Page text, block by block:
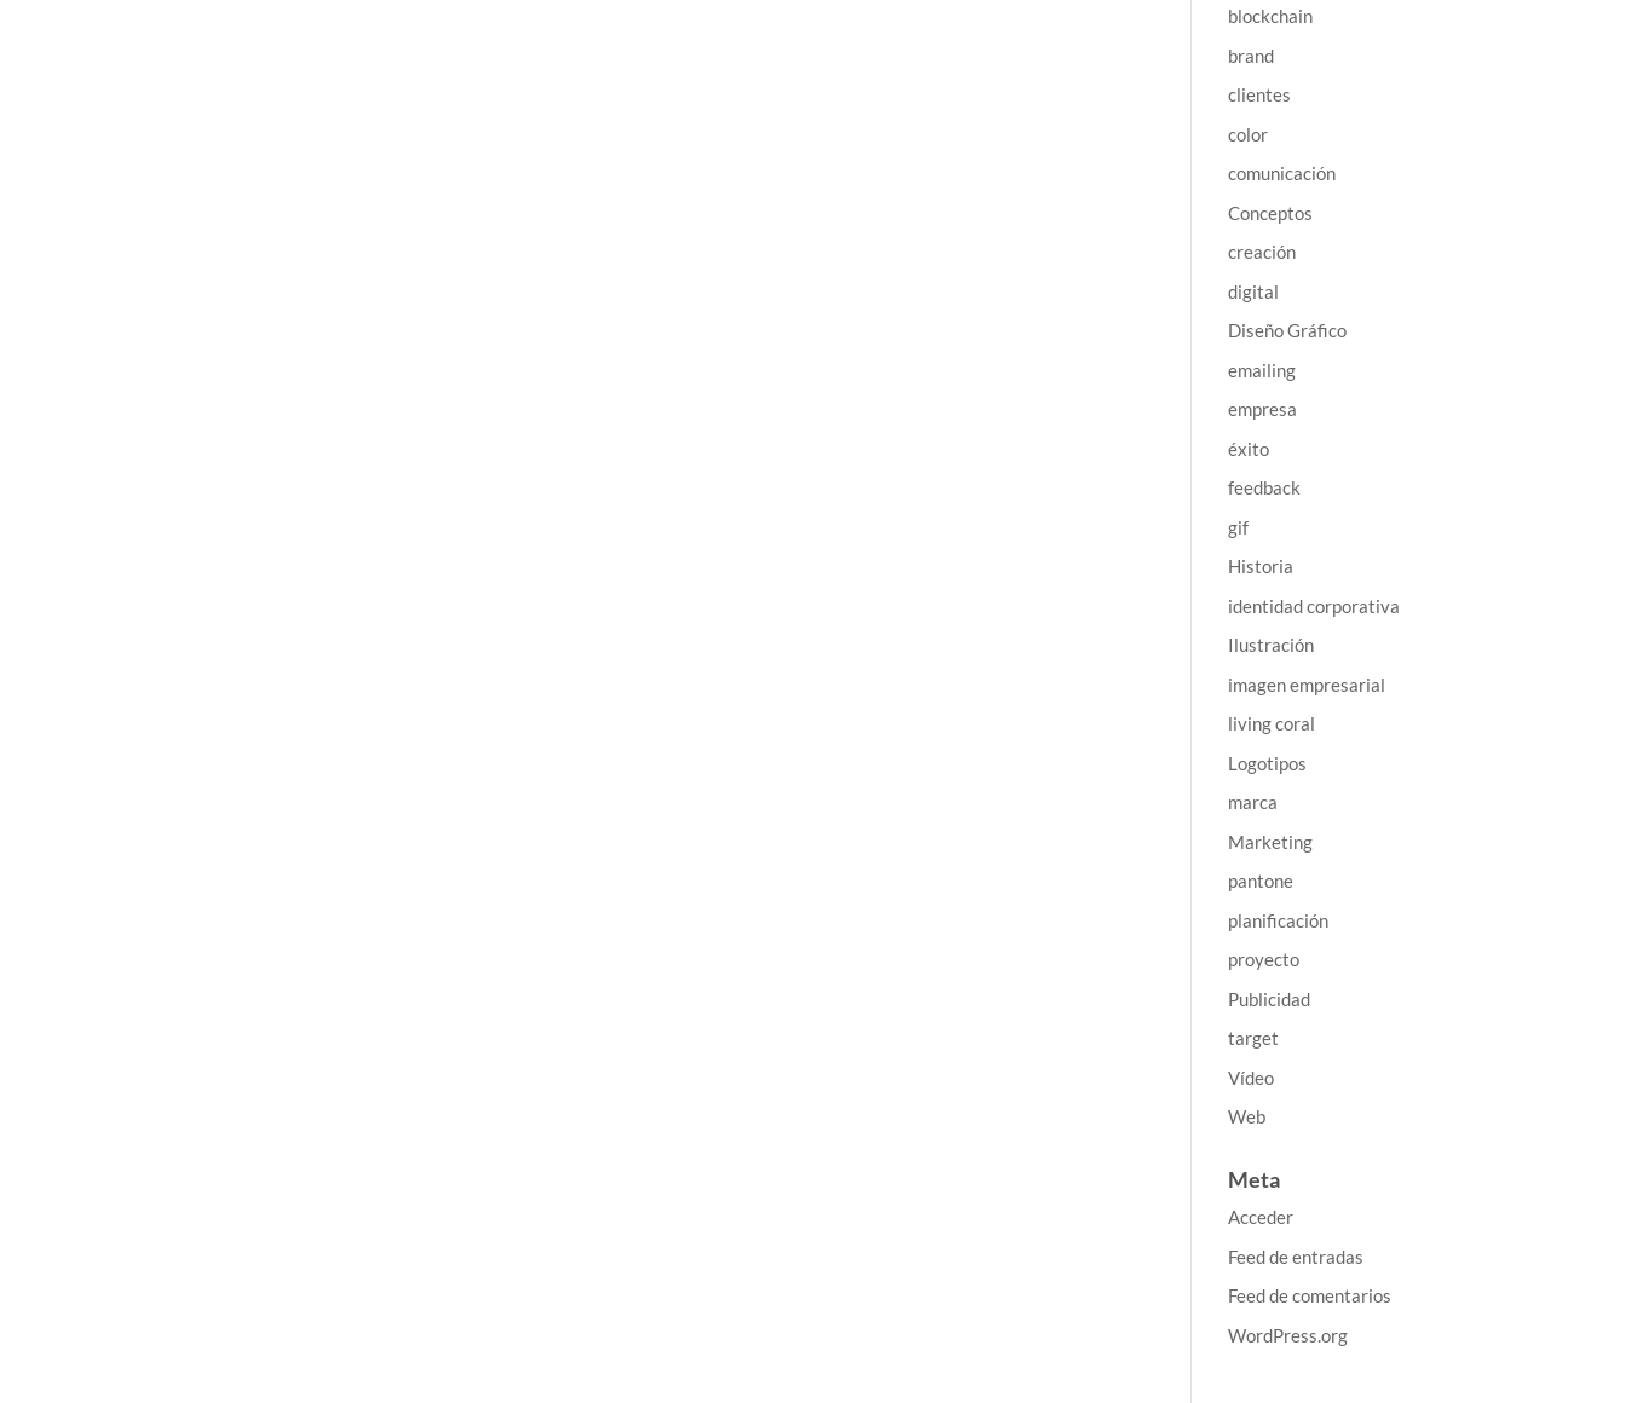
blockchain
brand
clientes
color
comunicación
Conceptos
creación
digital
Diseño Gráfico
emailing
empresa
éxito
feedback
gif
Historia
identidad corporativa
Ilustración
imagen empresarial
living coral
Logotipos
marca
Marketing
pantone
planificación
proyecto
Publicidad
target
Vídeo
Web
Meta
Acceder
Feed de entradas
Feed de comentarios
WordPress.org